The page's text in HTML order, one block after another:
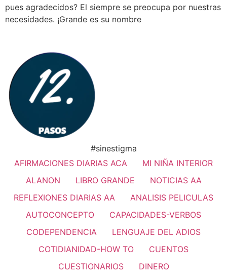
pues agradecidos? El siempre se preocupa por nuestras
necesidades. ¡Grande es su nombre
#sinestigma
AFIRMACIONES DIARIAS ACA
MI NIÑA INTERIOR
ALANON
LIBRO GRANDE
NOTICIAS AA
REFLEXIONES DIARIAS AA
ANALISIS PELICULAS
AUTOCONCEPTO
CAPACIDADES-VERBOS
CODEPENDENCIA
LENGUAJE DEL ADIOS
COTIDIANIDAD-HOW TO
CUENTOS
CUESTIONARIOS
DINERO